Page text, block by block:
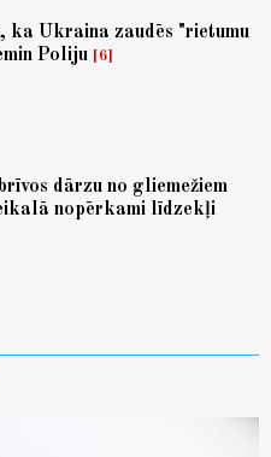
ka Ukraina zaudēs "rietumu
Poliju
6
dārzu no gliemežiem
nopērkami līdzekļi